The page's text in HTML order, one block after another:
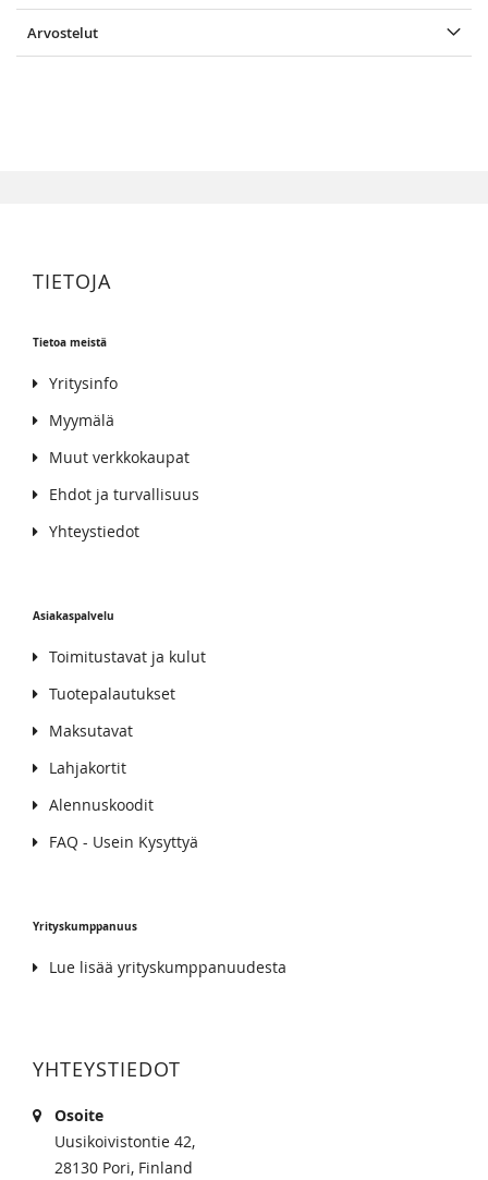
Arvostelut
TIETOJA
Tietoa meistä
Yritysinfo
Myymälä
Muut verkkokaupat
Ehdot ja turvallisuus
Yhteystiedot
Asiakaspalvelu
Toimitustavat ja kulut
Tuotepalautukset
Maksutavat
Lahjakortit
Alennuskoodit
FAQ - Usein Kysyttyä
Yrityskumppanuus
Lue lisää yrityskumppanuudesta
YHTEYSTIEDOT
Osoite
Uusikoivistontie 42,
28130 Pori, Finland